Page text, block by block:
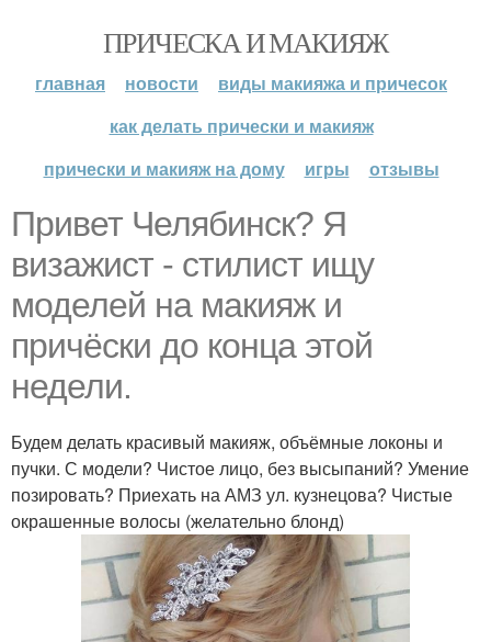
ПРИЧЕСКА И МАКИЯЖ
главная новости
виды макияжа и причесок
как делать прически и макияж
прически и макияж на дому
игры отзывы
Привет Челябинск? Я
визажист - стилист ищу
моделей на макияж и
причёски до конца этой
недели.
Будем делать красивый макияж, объёмные локоны и
пучки. С модели? Чистое лицо, без высыпаний? Умение
позировать? Приехать на АМЗ ул. кузнецова? Чистые
окрашенные волосы (желательно блонд)